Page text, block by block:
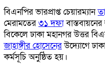
বিএনপির ভারপ্রাপ্ত চেয়ারম্যান
মেরামতের৩১ দফা
বিকেলে ঢাকা মহানগর উত্তর
জাহাঙ্গীর হোসেনেরউদ্যোগে
কর্মসূচি অনুষ্ঠিত হয়।